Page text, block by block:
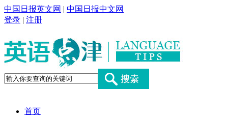
中国日报英文网 | 中国日报中文网
登录 | 注册
首页